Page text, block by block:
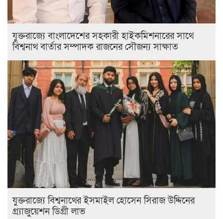
যুক্তরাজ্যে বাংলাদেশের সহকারী হাইকমিশনারের সাথে
বিশ্বনাথ বার্তার সম্পাদক রাজনের সৌজন্য সাক্ষাত
যুক্তরাজ্যে বিশ্বনাথের ইসমাইল হোসেন সিরাজ উদ্দিনের
গ্র্যাজুয়েশন ডিগ্রী লাভ